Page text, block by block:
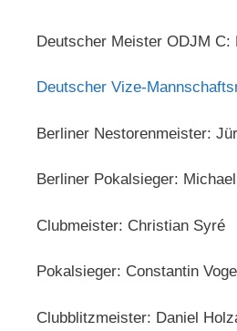
Deutscher Meister ODJM
Deutscher Vize-
Berliner Nestorenmeister:
Berliner Pokalsieger:
Clubmeister: Christian Syré
Pokalsieger: Constantin Vogel
Clubblitzmeister: Daniel